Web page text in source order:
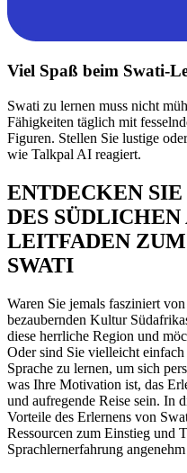
Viel Spaß beim Swati-
Swati zu lernen muss nicht
Fähigkeiten täglich mit
Figuren. Stellen Sie lustige
wie Talkpal AI reagiert.
ENTDECKEN
DES
LEITFADEN
SWATI
Waren Sie jemals fasziniert
bezaubernden Kultur
diese herrliche Region und
Oder sind Sie vielleicht
Sprache zu lernen, um sich
was Ihre Motivation ist, das
und aufregende Reise sein. In
Vorteile des Erlernens von
Ressourcen zum Einstieg und
Sprachlernerfahrung